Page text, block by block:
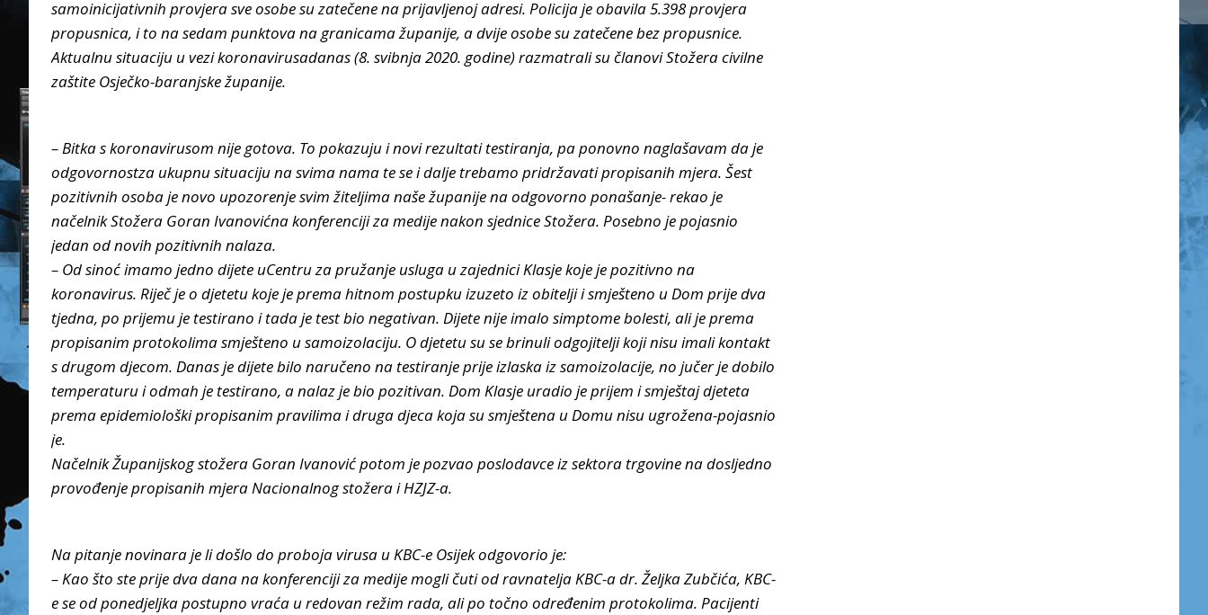
samoinicijativnih provjera sve osobe su zatečene na prijavljenoj adresi. Policija je obavila 5.398 provjera
propusnica, i to na sedam punktova na granicama županije, a dvije osobe su zatečene bez propusnice.
Aktualnu situaciju u vezi koronavirusadanas (8. svibnja 2020. godine) razmatrali su članovi Stožera civilne
zaštite Osječko-baranjske županije.
– Bitka s koronavirusom nije gotova. To pokazuju i novi rezultati testiranja, pa ponovno naglašavam da je
odgovornostza ukupnu situaciju na svima nama te se i dalje trebamo pridržavati propisanih mjera. Šest
pozitivnih osoba je novo upozorenje svim žiteljima naše županije na odgovorno ponašanje- rekao je
načelnik Stožera Goran Ivanovićna konferenciji za medije nakon sjednice Stožera. Posebno je pojasnio
jedan od novih pozitivnih nalaza.
– Od sinoć imamo jedno dijete uCentru za pružanje usluga u zajednici Klasje koje je pozitivno na
koronavirus. Riječ je o djetetu koje je prema hitnom postupku izuzeto iz obitelji i smješteno u Dom prije dva
tjedna, po prijemu je testirano i tada je test bio negativan. Dijete nije imalo simptome bolesti, ali je prema
propisanim protokolima smješteno u samoizolaciju. O djetetu su se brinuli odgojitelji koji nisu imali kontakt
s drugom djecom. Danas je dijete bilo naručeno na testiranje prije izlaska iz samoizolacije, no jučer je dobilo
temperaturu i odmah je testirano, a nalaz je bio pozitivan. Dom Klasje uradio je prijem i smještaj djeteta
prema epidemiološki propisanim pravilima i druga djeca koja su smještena u Domu nisu ugrožena-pojasnio
je.
Načelnik Županijskog stožera Goran Ivanović potom je pozvao poslodavce iz sektora trgovine na dosljedno
provođenje propisanih mjera Nacionalnog stožera i HZJZ-a.
Na pitanje novinara je li došlo do proboja virusa u KBC-e Osijek odgovorio je:
– Kao što ste prije dva dana na konferenciji za medije mogli čuti od ravnatelja KBC-a dr. Željka Zubčića, KBC-
e se od ponedjeljka postupno vraća u redovan režim rada, ali po točno određenim protokolima. Pacijenti